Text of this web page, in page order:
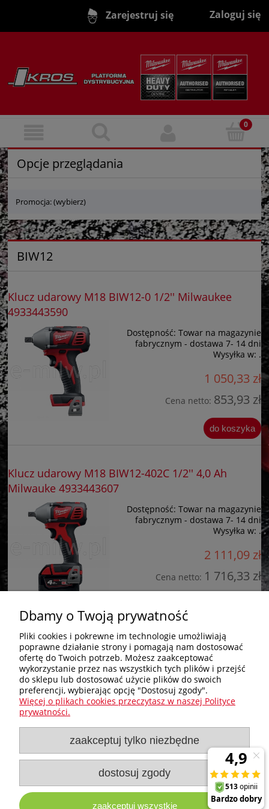
Zarejestruj się Zaloguj się
Opcje przeglądania
Promocja: (wybierz)
BIW12
Klucz udarowy M18 BIW12-0 1/2'' Milwaukee
4933443590
Dostępność: Towar na magazynie
fabrycznym - dostawa 7- 14 dni
Wysyłka w: .
1 050,33 zł
Cena netto: 853,93 zł
do koszyka
Klucz udarowy M18 BIW12-402C 1/2'' 4,0 Ah
Milwauke 4933443607
Dostępność: Towar na magazynie
fabrycznym - dostawa 7- 14 dni
Wysyłka w: .
2 111,09 zł
Cena netto: 1 716,33 zł
Zakupy
Pomoc
Moje konto
Informacje
Dbamy o Twoją prywatność
Pliki cookies i pokrewne im technologie umożliwiają
poprawne działanie strony i pomagają nam dostosować
ofertę do Twoich potrzeb. Możesz zaakceptować
wykorzystanie przez nas wszystkich tych plików i przejść
do sklepu lub dostosować użycie plików do swoich
preferencji, wybierając opcję "Dostosuj zgody".
Więcej o plikach cookies przeczytasz w naszej Polityce
prywatności.
zaakceptuj tylko niezbędne
dostosuj zgody
zaakceptuj wszystkie